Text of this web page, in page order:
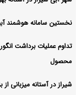
نخستین سامانه هوشمند
محصول
شیراز در آستانه میزبانی